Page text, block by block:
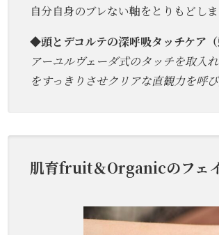
自分自身のブレない軸をとりもどしま
◆頭とデコルテの深呼吸タッチケ
アーユルヴェーダ式のタッチを取入
をすっきりさせクリアな直観力を呼
肌育fruit＆Organicのフェ